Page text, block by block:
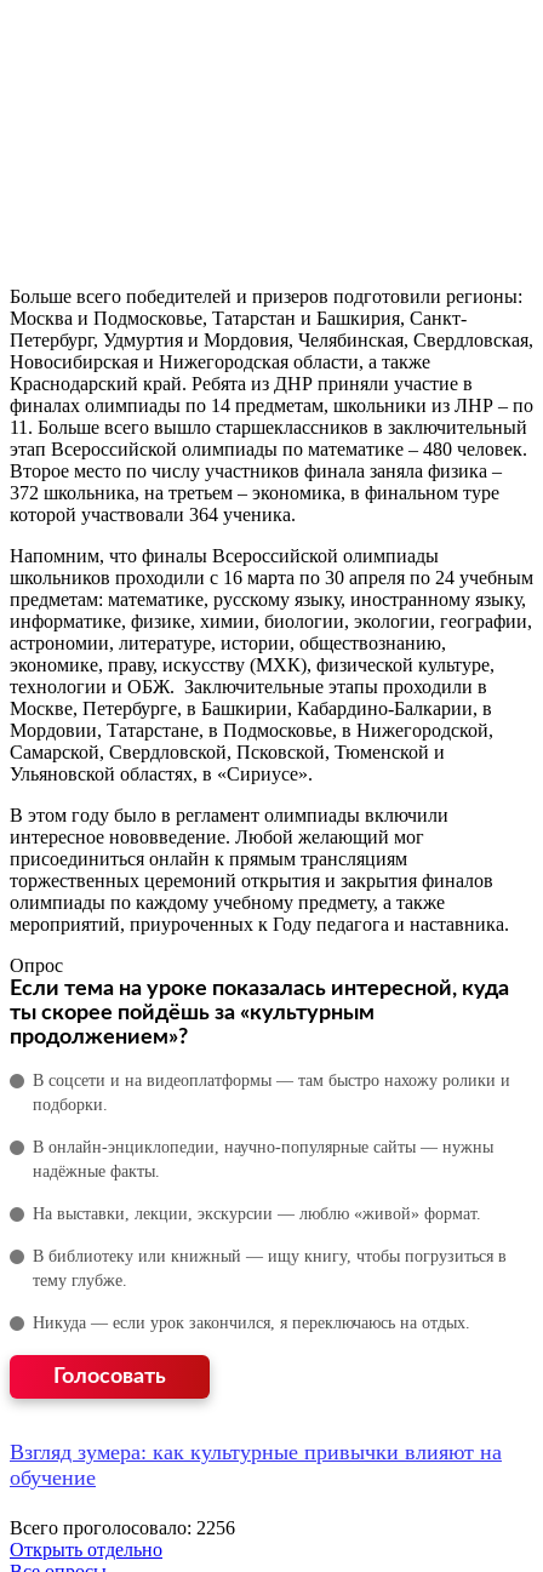
Больше всего победителей и призеров подготовили регионы:
Москва и Подмосковье, Татарстан и Башкирия, Санкт-
Петербург, Удмуртия и Мордовия, Челябинская, Свердловская,
Новосибирская и Нижегородская области, а также
Краснодарский край. Ребята из ДНР приняли участие в
финалах олимпиады по 14 предметам, школьники из ЛНР – по
11. Больше всего вышло старшеклассников в заключительный
этап Всероссийской олимпиады по математике – 480 человек.
Второе место по числу участников финала заняла физика –
372 школьника, на третьем – экономика, в финальном туре
которой участвовали 364 ученика.
Напомним, что финалы Всероссийской олимпиады
школьников проходили с 16 марта по 30 апреля по 24 учебным
предметам: математике, русскому языку, иностранному языку,
информатике, физике, химии, биологии, экологии, географии,
астрономии, литературе, истории, обществознанию,
экономике, праву, искусству (МХК), физической культуре,
технологии и ОБЖ. Заключительные этапы проходили в
Москве, Петербурге, в Башкирии, Кабардино-Балкарии, в
Мордовии, Татарстане, в Подмосковье, в Нижегородской,
Самарской, Свердловской, Псковской, Тюменской и
Ульяновской областях, в «Сириусе».
В этом году было в регламент олимпиады включили
интересное нововведение. Любой желающий мог
присоединиться онлайн к прямым трансляциям
торжественных церемоний открытия и закрытия финалов
олимпиады по каждому учебному предмету, а также
мероприятий, приуроченных к Году педагога и наставника.
Опрос
Если тема на уроке показалась интересной, куда
ты скорее пойдёшь за «культурным
продолжением»?
В соцсети и на видеоплатформы — там быстро нахожу ролики и
подборки.
В онлайн‑энциклопедии, научно‑популярные сайты — нужны
надёжные факты.
На выставки, лекции, экскурсии — люблю «живой» формат.
В библиотеку или книжный — ищу книгу, чтобы погрузиться в
тему глубже.
Никуда — если урок закончился, я переключаюсь на отдых.
Взгляд зумера: как культурные привычки влияют на
обучение
Всего проголосовало: 2256
Открыть отдельно